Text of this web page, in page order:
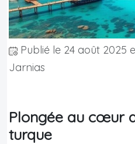
Publié le 24 août 2025
Jarnias
Plongée au cœur
turque